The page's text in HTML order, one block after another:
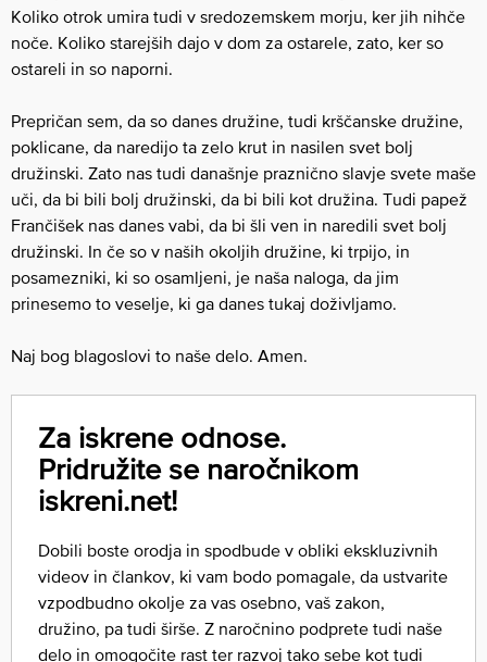
Koliko otrok umira tudi v sredozemskem morju, ker jih nihče
noče. Koliko starejših dajo v dom za ostarele, zato, ker so
ostareli in so naporni.
Prepričan sem, da so danes družine, tudi krščanske družine,
poklicane, da naredijo ta zelo krut in nasilen svet bolj
družinski. Zato nas tudi današnje praznično slavje svete maše
uči, da bi bili bolj družinski, da bi bili kot družina. Tudi papež
Frančišek nas danes vabi, da bi šli ven in naredili svet bolj
družinski. In če so v naših okoljih družine, ki trpijo, in
posamezniki, ki so osamljeni, je naša naloga, da jim
prinesemo to veselje, ki ga danes tukaj doživljamo.
Naj bog blagoslovi to naše delo. Amen.
Za iskrene odnose.
Pridružite se naročnikom
iskreni.net!
Dobili boste orodja in spodbude v obliki ekskluzivnih
videov in člankov, ki vam bodo pomagale, da ustvarite
vzpodbudno okolje za vas osebno, vaš zakon,
družino, pa tudi širše. Z naročnino podprete tudi naše
delo in omogočite rast ter razvoj tako sebe kot tudi